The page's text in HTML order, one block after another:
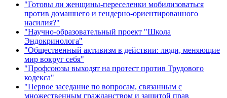
"Готовы ли женщины-переселенки мобилизоваться
против домашнего и гендерно-ориентированного
насилия?"
"Научно-образовательный проект "Школа
Эндокринолога"
"Общественный активизм в действии: люди, меняющие
мир вокруг себя"
"Профсоюзы выходят на протест против Трудового
кодекса"
"Первое заседание по вопросам, связанным с
множественным гражданством и защитой прав